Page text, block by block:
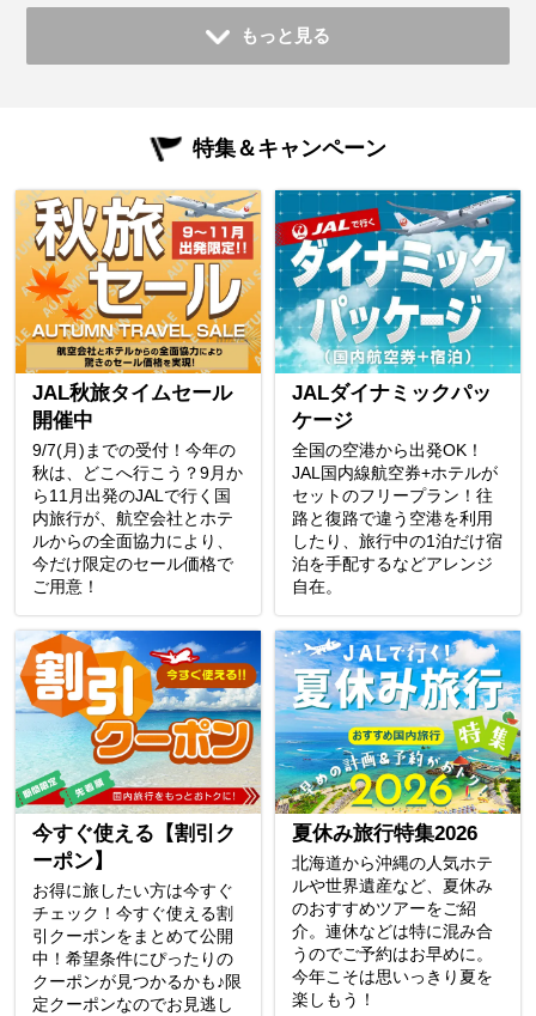
もっと見る
特集＆キャンペーン
JAL秋旅タイムセール
開催中
9/7(月)までの受付！今年の
秋は、どこへ行こう？9月か
ら11月出発のJALで行く国
内旅行が、航空会社とホテ
ルからの全面協力により、
今だけ限定のセール価格で
ご用意！
JALダイナミックパッ
ケージ
全国の空港から出発OK！
JAL国内線航空券+ホテルが
セットのフリープラン！往
路と復路で違う空港を利用
したり、旅行中の1泊だけ宿
泊を手配するなどアレンジ
自在。
今すぐ使える【割引ク
ーポン】
お得に旅したい方は今すぐ
チェック！今すぐ使える割
引クーポンをまとめて公開
中！希望条件にぴったりの
クーポンが見つかるかも♪限
定クーポンなのでお見逃し
夏休み旅行特集2026
北海道から沖縄の人気ホテ
ルや世界遺産など、夏休み
のおすすめツアーをご紹
介。連休などは特に混み合
うのでご予約はお早めに。
今年こそは思いっきり夏を
楽しもう！